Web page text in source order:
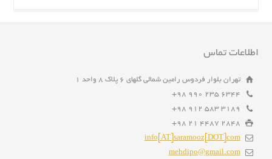
اطلاعات تماس
تهران بلوار فردوس رامین شمالی گلهای ۶ پلاک ۸ واحد ۱
6344 235 990 98+
3189 583 912 98+
2848 4487 21 98+
info[AT]saramooz[DOT]com
mehdipo@gmail.com